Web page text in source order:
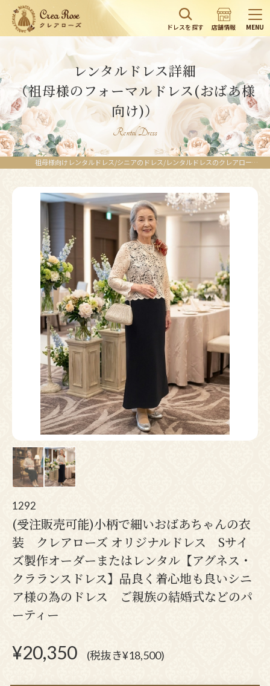
ドレスを探す 店舗情報 MENU
レンタルドレス詳細
（祖母様のフォーマルドレス(おばあ様
向け)）
Rental Dress
祖母様向けレンタルドレス/シニアのドレス/レンタルドレスのクレアローズ東京/クレアローズ横浜元町/クレアローズ東大宮
1292
(受注販売可能)小柄で細いおばあちゃんの衣
装 クレアローズ オリジナルドレス Sサイ
ズ製作オーダーまたはレンタル【アグネス・
クラランスドレス】品良く着心地も良いシニ
ア様の為のドレス ご親族の結婚式などのパ
ーティー
¥20,350 (税抜き¥18,500)